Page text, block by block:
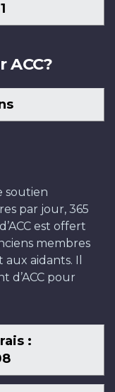
ACC?
soutien
par jour, 365
est offert
membres
aux aidants. Il
d’ACC pour
: